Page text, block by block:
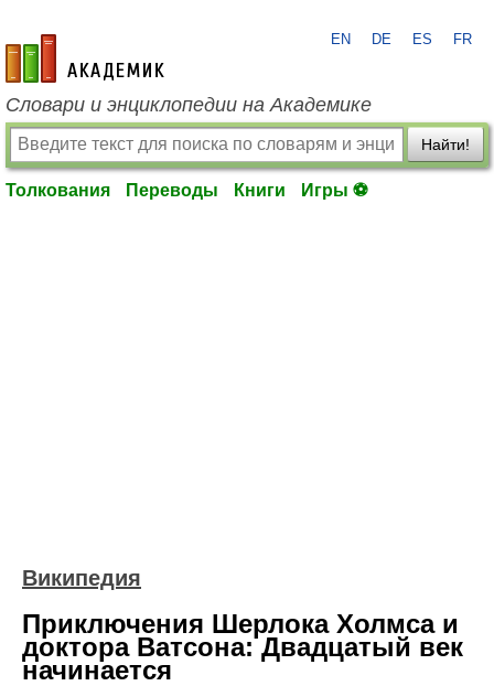
academic.ru
EN DE ES FR
Словари и энциклопедии на Академике
Найти!
Толкования Переводы Книги Игры ⚽
Википедия
Приключения Шерлока Холмса и
доктора Ватсона: Двадцатый век
начинается